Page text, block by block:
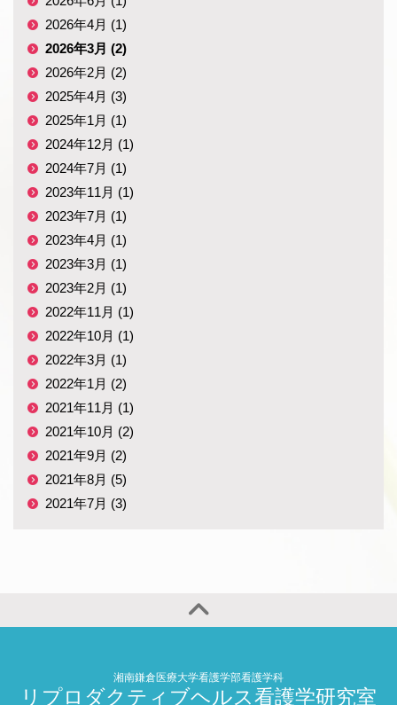
2026年4月 (1)
2026年3月 (2)
2026年2月 (2)
2025年4月 (3)
2025年1月 (1)
2024年12月 (1)
2024年7月 (1)
2023年11月 (1)
2023年7月 (1)
2023年4月 (1)
2023年3月 (1)
2023年2月 (1)
2022年11月 (1)
2022年10月 (1)
2022年3月 (1)
2022年1月 (2)
2021年11月 (1)
2021年10月 (2)
2021年9月 (2)
2021年8月 (5)
2021年7月 (3)
湘南鎌倉医療大学看護学部看護学科
リプロダクティブヘルス看護学研究室